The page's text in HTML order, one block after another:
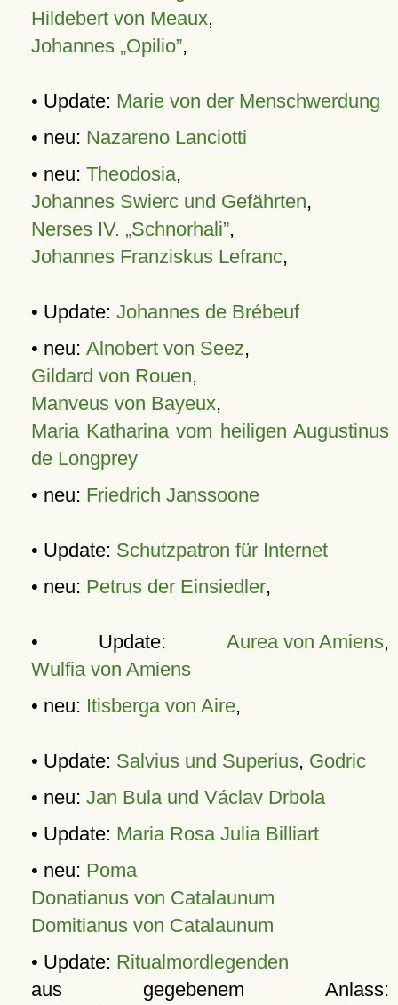
Hildebert von Meaux,
Johannes „Opilio”,
• Update: Marie von der Menschwerdung
• neu: Nazareno Lanciotti
• neu: Theodosia,
Johannes Swierc und Gefährten,
Nerses IV. „Schnorhali”,
Johannes Franziskus Lefranc,
• Update: Johannes de Brébeuf
• neu: Alnobert von Seez,
Gildard von Rouen,
Manveus von Bayeux,
Maria Katharina vom heiligen Augustinus
de Longprey
• neu: Friedrich Janssoone
• Update: Schutzpatron für Internet
• neu: Petrus der Einsiedler,
• Update: Aurea von Amiens,
Wulfia von Amiens
• neu: Itisberga von Aire,
• Update: Salvius und Superius, Godric
• neu: Jan Bula und Václav Drbola
• Update: Maria Rosa Julia Billiart
• neu: Poma
Donatianus von Catalaunum
Domitianus von Catalaunum
• Update: Ritualmordlegenden
aus gegebenem Anlass: